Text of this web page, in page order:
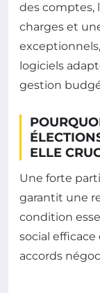
des comptes,
charges et
logiciels
gestion
ELLE
Une forte
garantit une
condition
social efficace
accords